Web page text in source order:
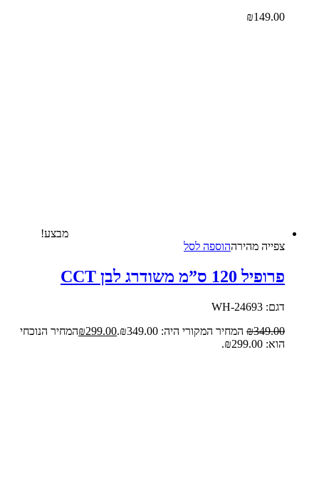
₪149.00
מבצע!
צפייה‬ ‫מהירה‬הוספה לסל
פרופיל 120 ס”מ משודרג לבן CCT
דגם: 24693-WH
₪349.00 המחיר המקורי היה: ₪349.00. ₪299.00
המחיר הנוכחי
הוא: ₪299.00.